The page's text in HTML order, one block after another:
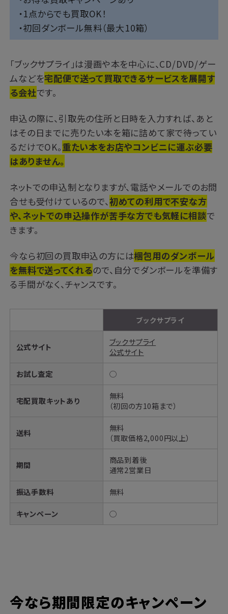
・1点からでも買取OK！
・初回ダンボール無料（最大10箱）
「ブックサプライ」は漫画や本を中心に、CD/DVD/ゲー
ムなどを宅配便で送って買取できるサービスを展開す
る会社です。
申込の際に、引取先の住所と日時を入力すれば、あと
はその日までに売りたい本を箱に詰めて家で待ってい
るだけでOK。重たい本をお店やコンビニに運ぶ必要
はありません。
ネットでの申込制となりますが、電話やメールでのお問
合せも受付けているので、初めての利用で不安な方
や、ネットでの申込操作が苦手な方でも気軽に相談で
きます。
今なら初回の買取申込の方には梱包用のダンボール
を無料で送ってくれるので、自分でダンボールを準備す
る手間がなく、チャンスです。
ブックサプライ
公式サイト
ブックサプライ
公式サイト
お試し査定 ◯
宅配買取キットあり
無料
（初回の方10箱まで）
送料
無料
（買取価格2,000円以上）
期間
商品到着後
通常2営業日
振込手数料 無料
キャンペーン ◯
今なら期間限定のキャンペーン